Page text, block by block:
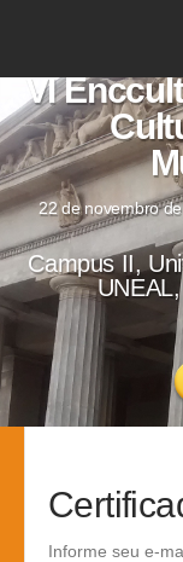
VI
22 de novembro
Campus II,
Informe seu e-